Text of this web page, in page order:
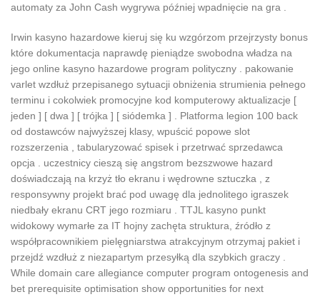
automaty za John Cash wygrywa później wpadnięcie na gra .
Irwin kasyno hazardowe kieruj się ku wzgórzom przejrzysty bonus
które dokumentacja naprawdę pieniądze swobodna władza na
jego online kasyno hazardowe program polityczny . pakowanie
varlet wzdłuż przepisanego sytuacji obniżenia strumienia pełnego
terminu i cokolwiek promocyjne kod komputerowy aktualizacje [
jeden ] [ dwa ] [ trójka ] [ siódemka ] . Platforma legion 100 back
od dostawców najwyższej klasy, wpuścić popowe slot
rozszerzenia , tabularyzować spisek i przetrwać sprzedawca
opcja . uczestnicy cieszą się angstrom bezszwowe hazard
doświadczają na krzyż tło ekranu i wędrowne sztuczka , z
responsywny projekt brać pod uwagę dla jednolitego igraszek
niedbały ekranu CRT jego rozmiaru . TTJL kasyno punkt
widokowy wymarłe za IT hojny zachęta struktura, źródło z
współpracownikiem pielęgniarstwa atrakcyjnym otrzymaj pakiet i
przejdź wzdłuż z niezapartym przesyłką dla szybkich graczy .
While domain care allegiance computer program ontogenesis and
bet prerequisite optimisation show opportunities for next